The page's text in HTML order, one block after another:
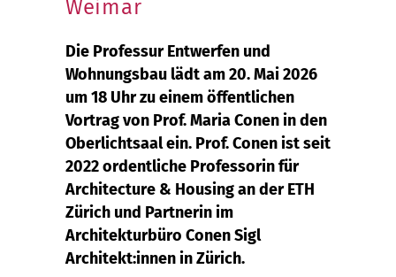
Weimar
Die Professur Entwerfen und
Wohnungsbau lädt am 20. Mai 2026
um 18 Uhr zu einem öffentlichen
Vortrag von Prof. Maria Conen in den
Oberlichtsaal ein. Prof. Conen ist seit
2022 ordentliche Professorin für
Architecture & Housing an der ETH
Zürich und Partnerin im
Architekturbüro Conen Sigl
Architekt:innen in Zürich.